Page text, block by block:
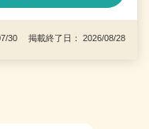
30 掲載終了日： 2026/08/28